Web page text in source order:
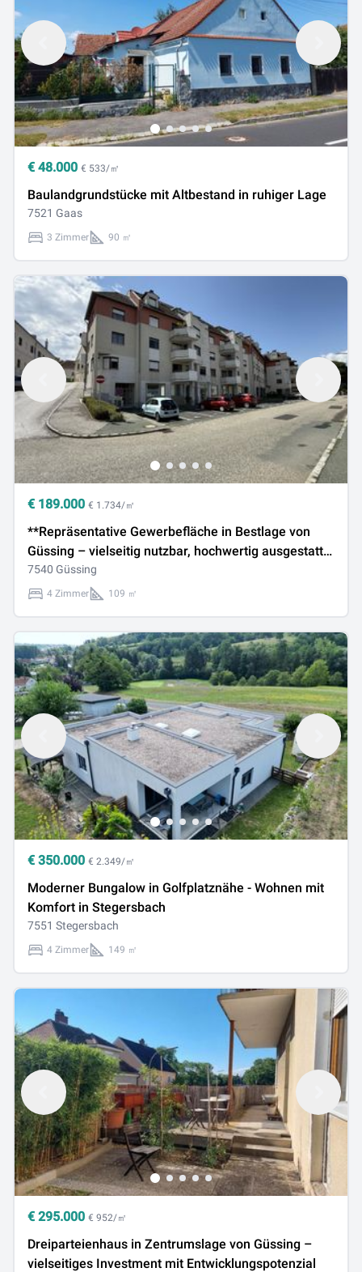
€ 48.000 € 533/㎡
Baulandgrundstücke mit Altbestand in ruhiger Lage
7521 Gaas
3 Zimmer 90 ㎡
€ 189.000 € 1.734/㎡
**Repräsentative Gewerbefläche in Bestlage von
Güssing – vielseitig nutzbar, hochwertig ausgestattet
sofort verfügbar**
7540 Güssing
4 Zimmer 109 ㎡
€ 350.000 € 2.349/㎡
Moderner Bungalow in Golfplatznähe - Wohnen mit
Komfort in Stegersbach
7551 Stegersbach
4 Zimmer 149 ㎡
€ 295.000 € 952/㎡
Dreiparteienhaus in Zentrumslage von Güssing –
vielseitiges Investment mit Entwicklungspotenzial